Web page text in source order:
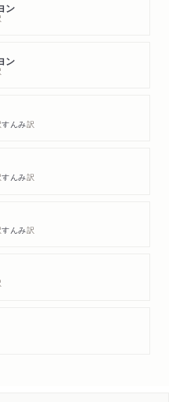
ン
ン
すんみ訳
すんみ訳
すんみ訳